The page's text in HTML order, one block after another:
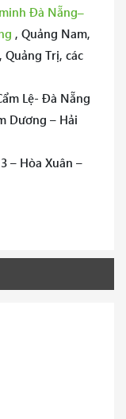
Đà Nẵng–
, Quảng Nam,
Trị, các
Lệ- Đà Nẵng
Dương – Hải
– Hòa Xuân –